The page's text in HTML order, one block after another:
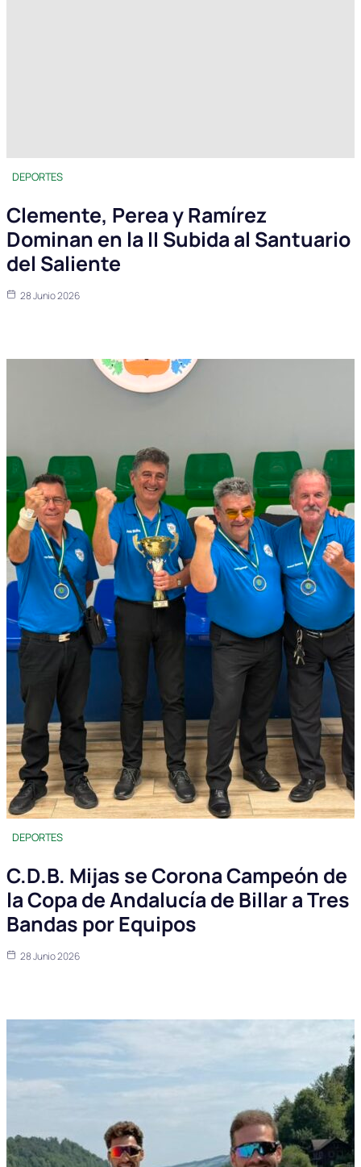
DEPORTES
Clemente, Perea y Ramírez
Dominan en la II Subida al Santuario
del Saliente
28 Junio 2026
DEPORTES
C.D.B. Mijas se Corona Campeón de
la Copa de Andalucía de Billar a Tres
Bandas por Equipos
28 Junio 2026